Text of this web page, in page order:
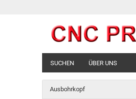
SUCHEN ÜBER UNS
Ausbohrkopf